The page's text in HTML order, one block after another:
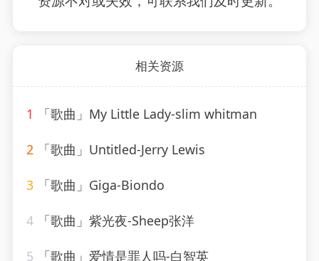
相关资源
1 「歌曲」My Little Lady-slim whitman
2 「歌曲」Untitled-Jerry Lewis
3 「歌曲」Giga-Biondo
4 「歌曲」紫光夜-Sheep张洋
5 「歌曲」爱情是罪人吗-白智英